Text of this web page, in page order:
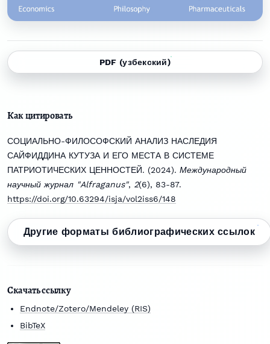
PDF (узбекский)
Как цитировать
СОЦИАЛЬНО-ФИЛОСОФСКИЙ АНАЛИЗ НАСЛЕДИЯ
САЙФИДДИНА КУТУЗА И ЕГО МЕСТА В СИСТЕМЕ
ПАТРИОТИЧЕСКИХ ЦЕННОСТЕЙ. (2024). Международный
научный журнал "Alfraganus", 2(6), 83-87.
https://doi.org/10.63294/isja/vol2iss6/148
Другие форматы библиографических ссылок
Скачать ссылку
Endnote/Zotero/Mendeley (RIS)
BibTeX